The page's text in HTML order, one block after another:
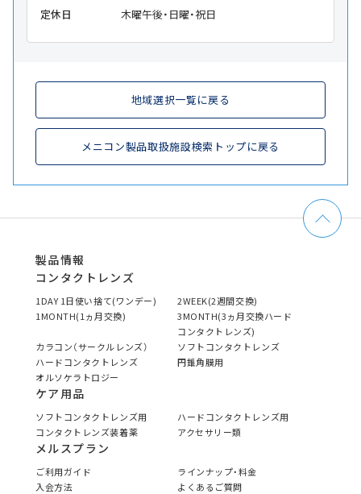
定休日
木曜午後・日曜・祝日
地域選択一覧に戻る
メニコン製品取扱施設検索トップに戻る
製品情報
コンタクトレンズ
1DAY 1日使い捨て(ワンデー)
2WEEK(2週間交換)
1MONTH(1ヵ月交換)
3MONTH(3ヵ月交換ハード
コンタクトレンズ)
カラコン（サークルレンズ）
ソフトコンタクトレンズ
ハードコンタクトレンズ
円錐角膜用
オルソケラトロジー
ケア用品
ソフトコンタクトレンズ用
ハードコンタクトレンズ用
コンタクトレンズ装着薬
アクセサリー類
メルスプラン
ご利用ガイド
ラインナップ・料金
入会方法
よくあるご質問